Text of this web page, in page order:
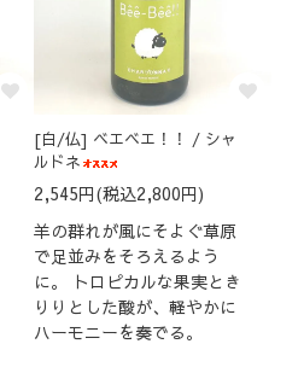
[白/仏] ベエベエ！！ / シャ
ルドネ
2,545円(税込2,800円)
羊の群れが風にそよぐ草原
で足並みをそろえるよう
に。 トロピカルな果実とき
りりとした酸が、軽やかに
ハーモニーを奏でる。